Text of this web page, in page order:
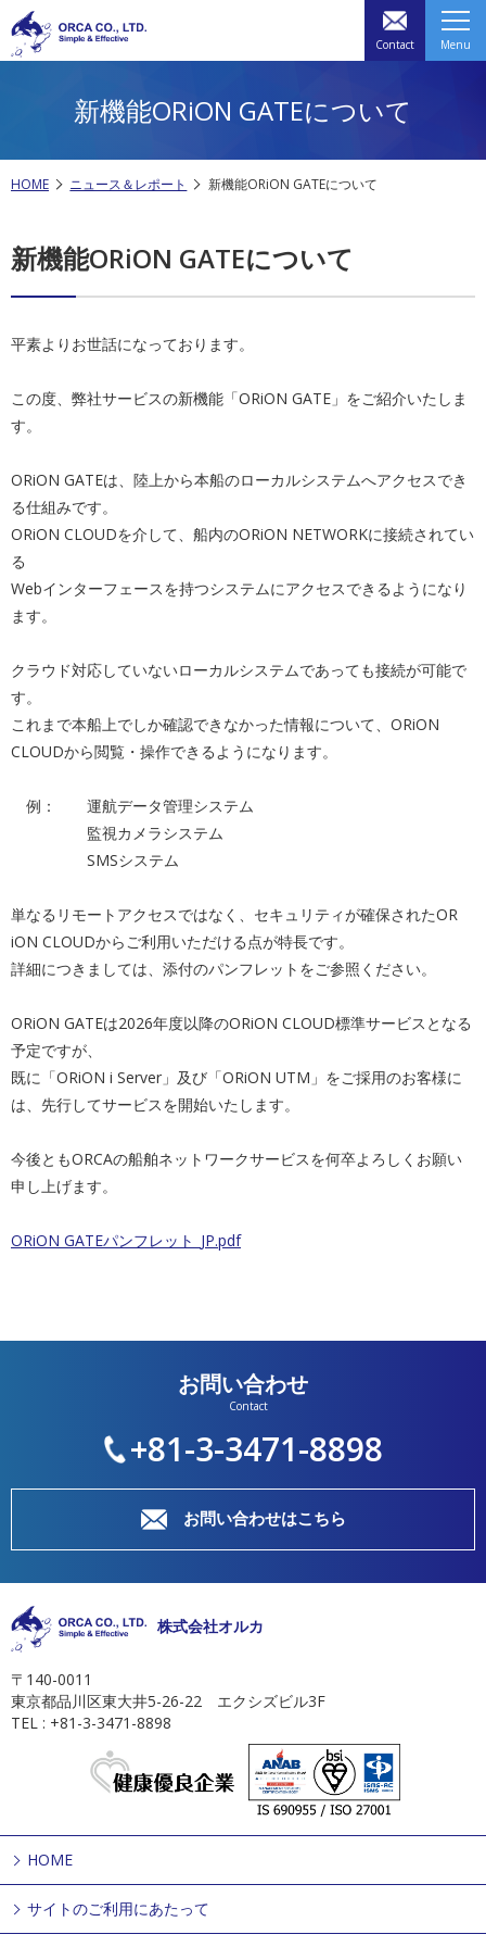
Contact Menu
新機能ORiON GATEについて
HOME ニュース＆レポート 新機能ORiON GATEについて
新機能ORiON GATEについて
平素よりお世話になっております。
この度、弊社サービスの新機能「ORiON GATE」をご紹介いたしま
す。
ORiON GATEは、陸上から本船のローカルシステムへアクセスでき
る仕組みです。
ORiON CLOUDを介して、船内のORiON NETWORKに接続されてい
る
Webインターフェースを持つシステムにアクセスできるようにな り
ます。
クラウド対応していないローカルシステムであっても接続が可能で
す。
これまで本船上でしか確認できなかった情報について、ORiON
CLOUDから閲覧・操作できるようになります。
例： 運航データ管理システム
監視カメラシステム
SMSシステム
単なるリモートアクセスではなく、セキュリティが確保されたOR
iON CLOUDからご利用いただける点が特長です。
詳細につきましては、添付のパンフレットをご参照ください。
ORiON GATEは2026年度以降のORiON CLOUD標準サービスとなる
予定ですが、
既に「ORiON i Server」及び「ORiON UTM」をご採用のお客様に
は、先行してサービスを開始いたします。
今後ともORCAの船舶ネットワークサービスを何卒よろしくお願い
申し上げます。
ORiON GATEパンフレット_JP.pdf
お問い合わせ
+81-3-3471-8898
お問い合わせはこちら
株式会社オルカ
〒140-0011
東京都品川区東大井5-26-22 エクシズビル3F
TEL : +81-3-3471-8898
HOME
サイトのご利用にあたって